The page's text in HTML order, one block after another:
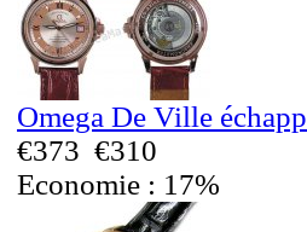
Omega De Ville
€373 €310
Economie : 17%